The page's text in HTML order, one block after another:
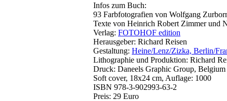
Infos zum Buch:
93 Farbfotografien von Wolfgang
Texte von Heinrich Robert Zimmer und
Verlag: FOTOHOF edition
Herausgeber: Richard Reisen
Gestaltung: Heine/Lenz/Zizka, Berlin/
Lithographie und Produktion: Richard
Druck: Daneels Graphic Group, Belgium
Soft cover, 18x24 cm, Auflage: 1000
ISBN 978-3-902993-63-2
Preis: 29 Euro